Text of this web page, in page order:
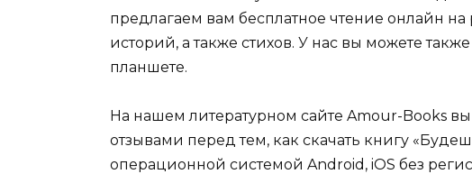
предлагаем вам бесплатное чтение онлайн
историй, а также стихов. У нас вы можете
планшете.
На нашем литературном сайте Amour-Books
отзывами перед тем, как скачать книгу
операционной системой Android, iOS без